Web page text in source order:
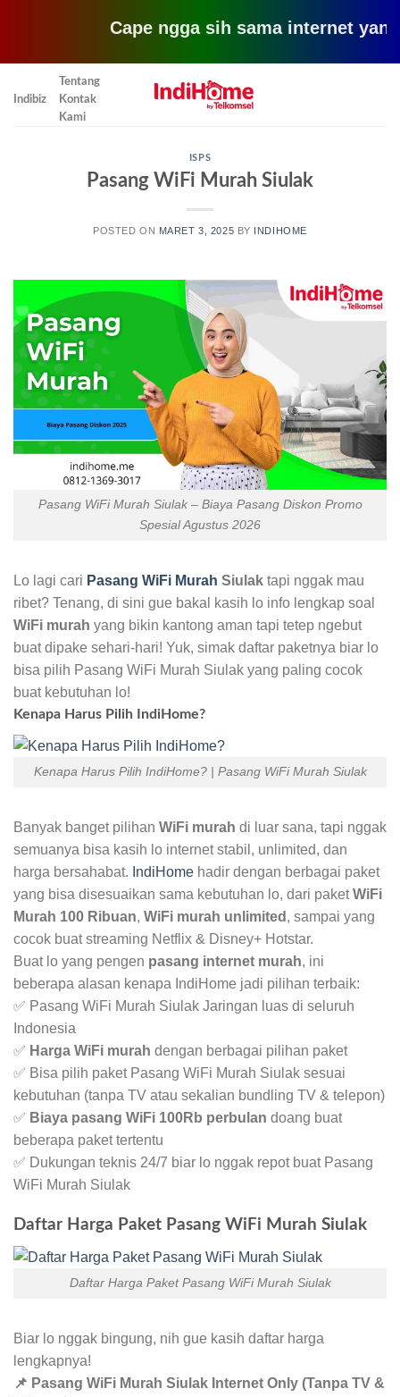
Cape ngga sih sama internet yang
Indibiz
Tentang
Kontak
Kami
ISPS
Pasang WiFi Murah Siulak
POSTED ON MARET 3, 2025 BY INDIHOME
Pasang WiFi Murah Siulak – Biaya Pasang Diskon Promo
Spesial Agustus 2026
Lo lagi cari Pasang WiFi Murah Siulak tapi nggak mau
ribet? Tenang, di sini gue bakal kasih lo info lengkap soal
WiFi murah yang bikin kantong aman tapi tetep ngebut
buat dipake sehari-hari! Yuk, simak daftar paketnya biar lo
bisa pilih Pasang WiFi Murah Siulak yang paling cocok
buat kebutuhan lo!
Kenapa Harus Pilih IndiHome?
Kenapa Harus Pilih IndiHome? | Pasang WiFi Murah Siulak
Banyak banget pilihan WiFi murah di luar sana, tapi nggak
semuanya bisa kasih lo internet stabil, unlimited, dan
harga bersahabat. IndiHome hadir dengan berbagai paket
yang bisa disesuaikan sama kebutuhan lo, dari paketWiFi
Murah 100 Ribuan, WiFi murah unlimited , sampai yang
cocok buat streaming Netflix & Disney+ Hotstar.
Buat lo yang pengen pasang internet murah, ini
beberapa alasan kenapa IndiHome jadi pilihan terbaik:
✅ Pasang WiFi Murah Siulak Jaringan luas di seluruh
Indonesia
✅ Harga WiFi murah dengan berbagai pilihan paket
✅ Bisa pilih paket Pasang WiFi Murah Siulak sesuai
kebutuhan (tanpa TV atau sekalian bundling TV & telepon)
✅ Biaya pasang WiFi 100Rb perbulan doang buat
beberapa paket tertentu
✅ Dukungan teknis 24/7 biar lo nggak repot buat Pasang
WiFi Murah Siulak
Daftar Harga Paket Pasang WiFi Murah Siulak
Daftar Harga Paket Pasang WiFi Murah Siulak
Biar lo nggak bingung, nih gue kasih daftar harga
lengkapnya!
📌 Pasang WiFi Murah Siulak Internet Only (Tanpa TV &